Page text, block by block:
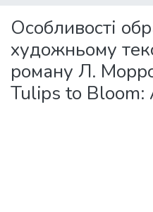
Особливості
художньому
роману Л.
Tulips to Bloom: